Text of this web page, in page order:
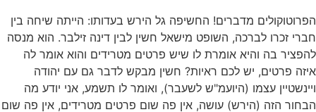
הפרוטוקולים מדברים! החשיפה גל הירש בעדותו: הייתה שיחה בין
חברי זכרו לברכה, השופט מישאל חשין לבין דינה זילבר. הוא מנסה
להפציר בה והיא אומרת לו שיש פרטים מטרידים והוא אומר לה
איזה פרטים, יש לכם ראיות? חשין מבקש לדבר גם עם יהודה
ויינשטיין עצמו (היועמ"ש לשעבר), ואומר לו תשמע, אני יודע מה
הבחור הזה (הירש) עושה, אין פה שום פרטים מטרידים, אין פה שום